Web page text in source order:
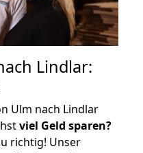
Lindlar:
Ulm nach Lindlar
viel Geld sparen?
richtig! Unser